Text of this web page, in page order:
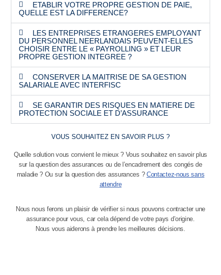
ETABLIR VOTRE PROPRE GESTION DE PAIE,
QUELLE EST LA DIFFERENCE?
LES ENTREPRISES ETRANGERES EMPLOYANT
DU PERSONNEL NEERLANDAIS PEUVENT-ELLES
CHOISIR ENTRE LE « PAYROLLING » ET LEUR
PROPRE GESTION INTEGREE ?
CONSERVER LA MAITRISE DE SA GESTION
SALARIALE AVEC INTERFISC
SE GARANTIR DES RISQUES EN MATIERE DE
PROTECTION SOCIALE ET D’ASSURANCE
VOUS SOUHAITEZ EN SAVOIR PLUS ?
Quelle solution vous convient le mieux ? Vous souhaitez en savoir plus
sur la question des assurances ou de l’encadrement des congés de
maladie ? Ou sur la question des assurances ? Contactez-nous sans
attendre
Nous nous ferons un plaisir de vérifier si nous pouvons contracter une
assurance pour vous, car cela dépend de votre pays d’origine.
Nous vous aiderons à prendre les meilleures décisions.